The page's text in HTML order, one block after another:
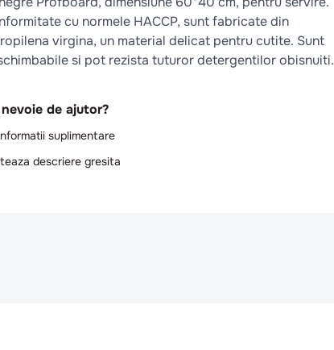
cu normele HACCP, sunt fabricate din
virgina, un material delicat pentru cutite. Sunt
si pot rezista tuturor detergentilor obisnuiti.
de ajutor?
suplimentare
descriere gresita